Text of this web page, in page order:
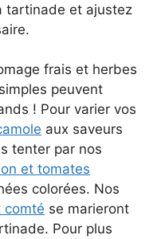
tartinade et ajustez
frais et herbes
peuvent
! Pour varier vos
aux saveurs
tenter par nos
et tomates
colorées. Nos
comté se marieront
Pour plus